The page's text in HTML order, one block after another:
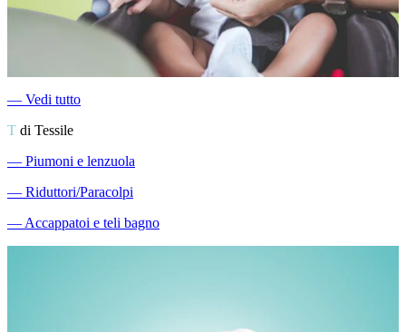
― Vedi tutto
T di Tessile
― Piumoni e lenzuola
― Riduttori/Paracolpi
―Accappatoi e teli bagno